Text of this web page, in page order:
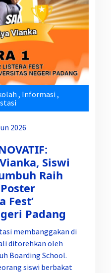
, Informasi,
2026
Siswi
Raih
Fest’
Padang
membanggakan di
ditorehkan oleh
Boarding School.
siswi berbakat